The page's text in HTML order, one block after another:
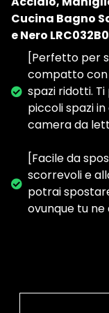
Cucina Bagno
e Nero
[Perfetto per
compatto con
spazi ridotti.
piccoli spazi
camera da
[Facile da
scorrevoli e
potrai
ovunque tu